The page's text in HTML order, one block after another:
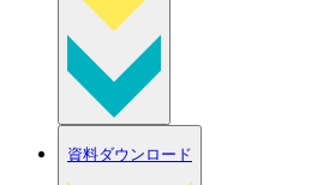
資料ダウンロード